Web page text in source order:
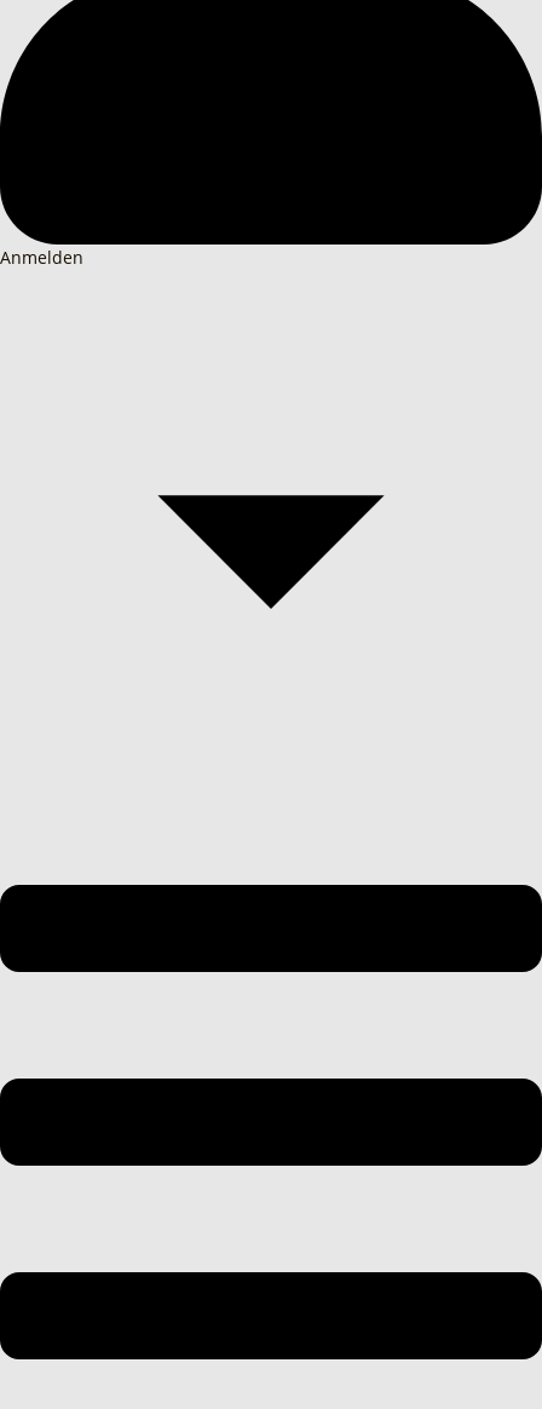
Anmelden